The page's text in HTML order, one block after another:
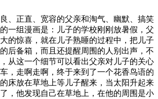
、正直、宽容的父亲和淘气、幽默、搞笑
一组漫画是：儿子的学校刚刚放暑假，父
的惊喜，就在儿子熟睡的过程中，把儿子
后备箱，而且还提醒周围的人别出声，不
从这一个细节可以看出父亲对儿子的关心
，走啊走啊，终于来到了一个花香鸟语的
床放在草地上等儿子醒来，当太阳升起来
，他发现自己在草地上，在他的周围是小